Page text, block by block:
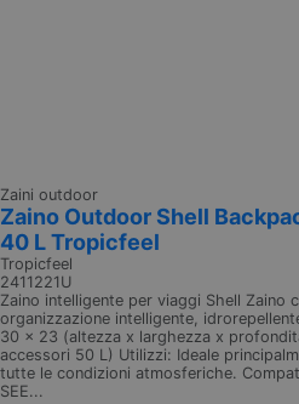
Zaini outdoor
Zaino Outdoor Shell
40 L Tropicfeel
Tropicfeel
2411221U
Zaino intelligente per viaggi Shell Zaino
organizzazione intelligente,
30 x 23 (altezza x larghezza x
accessori 50 L) Utilizzi: Ideale
tutte le condizioni atmosferiche.
SEE...